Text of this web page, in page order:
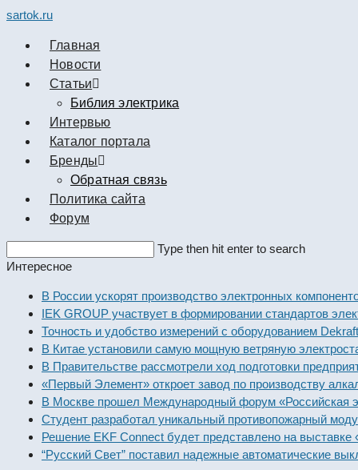
sartok.ru
Главная
Новости
Cтатьи
Библия электрика
Интервью
Каталог портала
Бренды
Обратная связь
Политика сайта
Форум
this
Type then hit enter to search
Интересное
В России ускорят производство электронных
IEK GROUP участвует в формировании стандартов
Точность и удобство измерений с оборудованием
В Китае установили самую мощную ветряную
В Правительстве рассмотрели ход подготовки
«Первый Элемент» откроет завод по производству
В Москве прошел Международный форум
Студент разработал уникальный противопожарный
Решение EKF Connect будет представлено на
“Русский Свет” поставил надежные